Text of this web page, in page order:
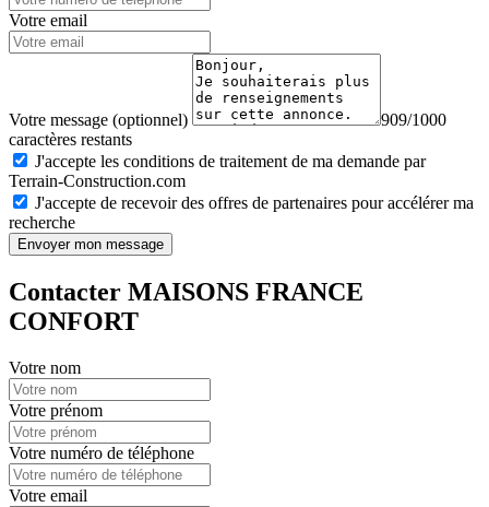
Votre email
Votre message (optionnel)
909/1000
caractères restants
J'accepte les conditions de traitement de ma demande par
Terrain-Construction.com
J'accepte de recevoir des offres de partenaires pour accélérer ma
recherche
Envoyer mon message
Contacter MAISONS FRANCE
CONFORT
Votre nom
Votre prénom
Votre numéro de téléphone
Votre email